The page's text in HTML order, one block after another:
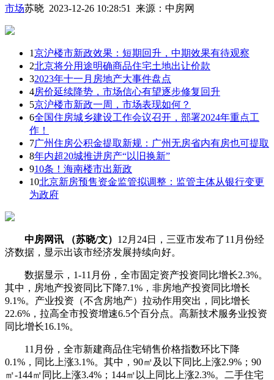
市场苏晓 2023-12-26 10:28:51 来源： 中房网
1京沪楼市新政效果：短期回升，中期效果有待观察
2北京将分用途明确商品住宅土地出让价款
32023年十一月房地产大事件盘点
4房价延续降势，市场信心有望逐步修复回升
5京沪楼市新政一周，市场表现如何？
6全国住房城乡建设工作会议召开，部署2024年重点工
作！
7广州住房公积金提取新规：广州无房省内有房也可提取
8年内超20城推进房产“以旧换新”
910条！海南楼市出新政
10北京新房预售资金监管拟调整：监管主体从银行变更
为政府
中房网讯 （苏晓/文） 12月24日，三亚市发布了11月份经
济数据，显示出该市经济发展持续向好。
数据显示，1-11月份，全市固定资产投资同比增长2.3%。
其中，房地产投资同比下降7.1%，非房地产投资同比增长
9.1%。产业投资（不含房地产）拉动作用突出，同比增长
22.6%，拉高全市投资增速6.5个百分点。高新技术服务业投资
同比增长16.1%。
11月份，全市新建商品住宅销售价格指数环比下降
0.1%，同比上涨3.1%。其中，90㎡及以下同比上涨2.9%；90
㎡-144㎡同比上涨3.4%；144㎡以上同比上涨2.3%。二手住宅